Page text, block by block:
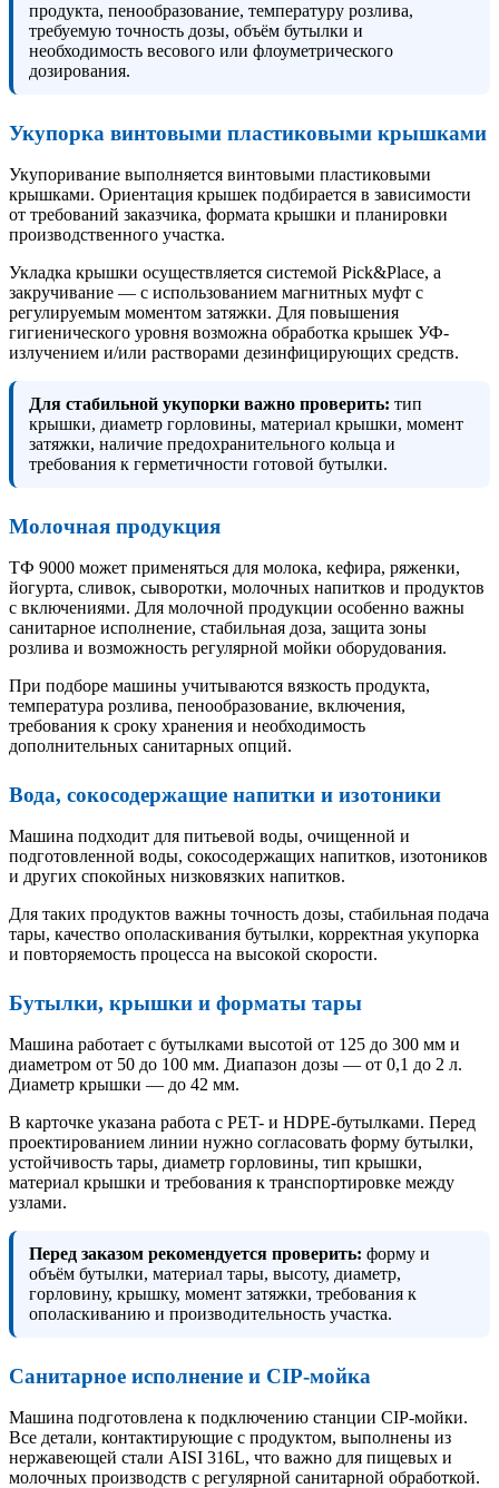
продукта, пенообразование, температуру розлива,
требуемую точность дозы, объём бутылки и
необходимость весового или флоуметрического
дозирования.
Укупорка винтовыми пластиковыми крышками
Укупоривание выполняется винтовыми пластиковыми
крышками. Ориентация крышек подбирается в зависимости
от требований заказчика, формата крышки и планировки
производственного участка.
Укладка крышки осуществляется системой Pick&Place, а
закручивание — с использованием магнитных муфт с
регулируемым моментом затяжки. Для повышения
гигиенического уровня возможна обработка крышек УФ-
излучением и/или растворами дезинфицирующих средств.
Для стабильной укупорки важно проверить: тип
крышки, диаметр горловины, материал крышки, момент
затяжки, наличие предохранительного кольца и
требования к герметичности готовой бутылки.
Молочная продукция
ТФ 9000 может применяться для молока, кефира, ряженки,
йогурта, сливок, сыворотки, молочных напитков и продуктов
с включениями. Для молочной продукции особенно важны
санитарное исполнение, стабильная доза, защита зоны
розлива и возможность регулярной мойки оборудования.
При подборе машины учитываются вязкость продукта,
температура розлива, пенообразование, включения,
требования к сроку хранения и необходимость
дополнительных санитарных опций.
Вода, сокосодержащие напитки и изотоники
Машина подходит для питьевой воды, очищенной и
подготовленной воды, сокосодержащих напитков, изотоников
и других спокойных низковязких напитков.
Для таких продуктов важны точность дозы, стабильная подача
тары, качество ополаскивания бутылки, корректная укупорка
и повторяемость процесса на высокой скорости.
Бутылки, крышки и форматы тары
Машина работает с бутылками высотой от 125 до 300 мм и
диаметром от 50 до 100 мм. Диапазон дозы — от 0,1 до 2 л.
Диаметр крышки — до 42 мм.
В карточке указана работа с PET- и HDPE-бутылками. Перед
проектированием линии нужно согласовать форму бутылки,
устойчивость тары, диаметр горловины, тип крышки,
материал крышки и требования к транспортировке между
узлами.
Перед заказом рекомендуется проверить: форму и
объём бутылки, материал тары, высоту, диаметр,
горловину, крышку, момент затяжки, требования к
ополаскиванию и производительность участка.
Санитарное исполнение и CIP-мойка
Машина подготовлена к подключению станции CIP-мойки.
Все детали, контактирующие с продуктом, выполнены из
нержавеющей стали AISI 316L, что важно для пищевых и
молочных производств с регулярной санитарной обработкой.